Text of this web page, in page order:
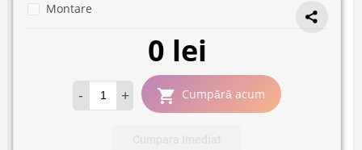
Montare
0 lei
- + Cumpără acum